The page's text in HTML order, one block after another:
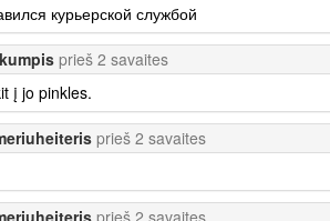
курьерской службой
prieš 2 savaites
į jo pinkles.
prieš 2 savaites
prieš 2 savaites